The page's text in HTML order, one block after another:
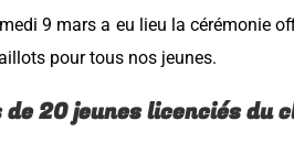
9 mars a eu lieu la cérémonie
pour tous nos jeunes.
de 20 jeunes licenciés du